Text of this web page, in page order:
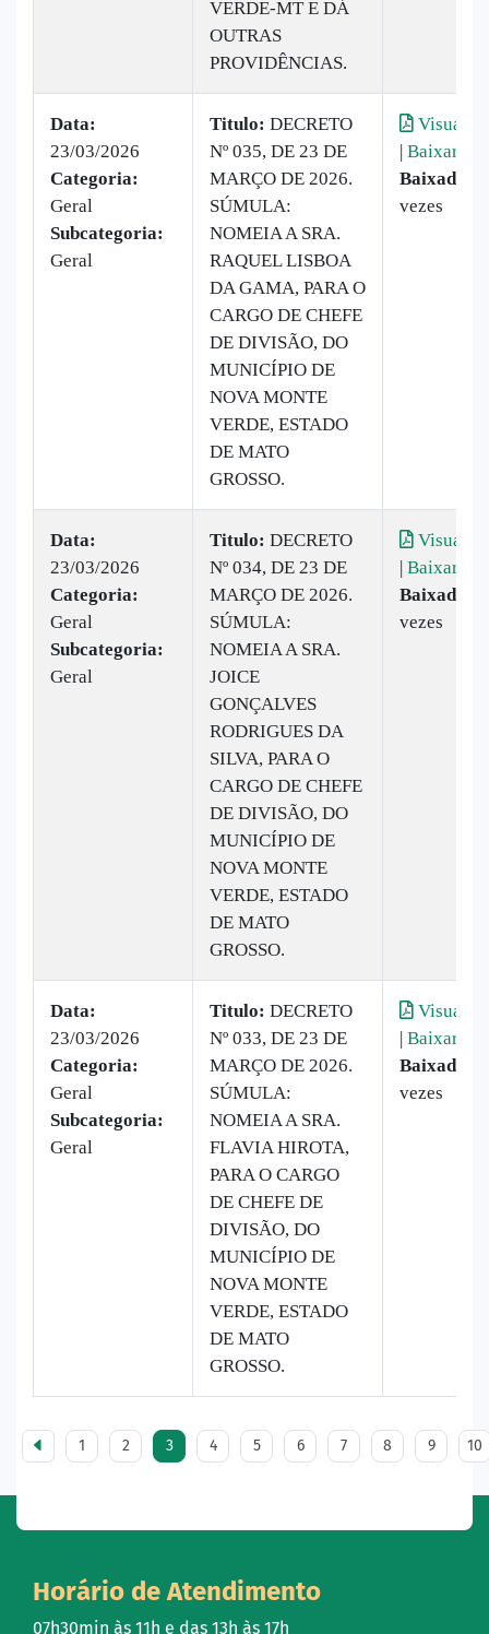
VERDE-MT E DÁ
OUTRAS
PROVIDÊNCIAS.
Data:
23/03/2026
Categoria:
Geral
Subcategoria:
Geral
Titulo: DECRETO
Nº 035, DE 23 DE
MARÇO DE 2026.
SÚMULA:
NOMEIA A SRA.
RAQUEL LISBOA
DA GAMA, PARA O
CARGO DE CHEFE
DE DIVISÃO, DO
MUNICÍPIO DE
NOVA MONTE
VERDE, ESTADO
DE MATO
GROSSO.
| Baixar
Baixado:
vezes
Data:
23/03/2026
Categoria:
Geral
Subcategoria:
Geral
Titulo: DECRETO
Nº 034, DE 23 DE
MARÇO DE 2026.
SÚMULA:
NOMEIA A SRA.
JOICE
GONÇALVES
RODRIGUES DA
SILVA, PARA O
CARGO DE CHEFE
DE DIVISÃO, DO
MUNICÍPIO DE
NOVA MONTE
VERDE, ESTADO
DE MATO
GROSSO.
| Baixar
Baixado:
vezes
Data:
23/03/2026
Categoria:
Geral
Subcategoria:
Geral
Titulo: DECRETO
Nº 033, DE 23 DE
MARÇO DE 2026.
SÚMULA:
NOMEIA A SRA.
FLAVIA HIROTA,
PARA O CARGO
DE CHEFE DE
DIVISÃO, DO
MUNICÍPIO DE
NOVA MONTE
VERDE, ESTADO
DE MATO
GROSSO.
| Baixar
Baixado:
vezes
1 2 3 4 5 6 7 8 9 10
Horário de Atendimento
07h30min às 11h e das 13h às 17h